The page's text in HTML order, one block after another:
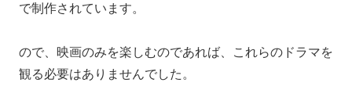
で制作されています。
ので、映画のみを楽しむのであれば、これらのドラマを
観る必要はありませんでした。